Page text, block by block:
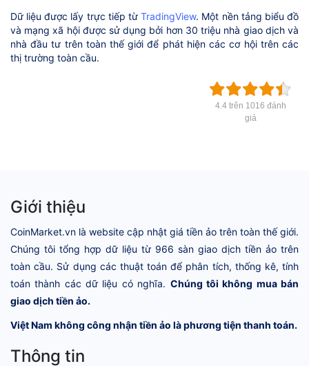
Dữ liệu được lấy trực tiếp từTradingView. Một nền tảng biểu đồ
và mạng xã hội được sử dụng bởi hơn 30 triệu nhà giao dịch và
nhà đầu tư trên toàn thế giới để phát hiện các cơ hội trên các
thị trường toàn cầu.
4.4 trên 1016 đánh
giá
Giới thiệu
CoinMarket.vn là website cập nhật giá tiền ảo trên toàn thế giới.
Chúng tôi tổng hợp dữ liệu từ 966 sàn giao dịch tiền ảo trên
toàn cầu. Sử dụng các thuật toán để phân tích, thống kê, tính
toán thành các dữ liệu có nghĩa. Chúng tôi không mua bán
giao dịch tiền ảo.
Việt Nam không công nhận tiền ảo là phương tiện thanh toán.
Thông tin